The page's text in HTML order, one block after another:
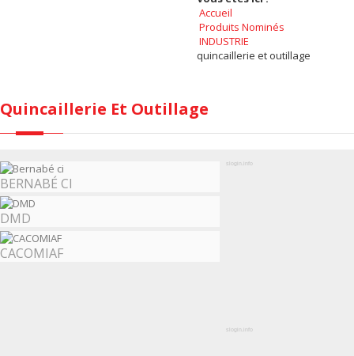
Accueil
Produits Nominés
INDUSTRIE
quincaillerie et outillage
Quincaillerie Et Outillage
BERNABÉ CI
DMD
CACOMIAF
slogin.info
slogin.info